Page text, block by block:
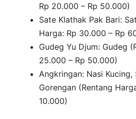
Rp 20.000 – Rp 50.000)
Sate Klathak Pak Bari:
Harga: Rp 30.000 – Rp
Gudeg Yu Djum: Gudeg
25.000 – Rp 50.000)
Angkringan: Nasi Kucing,
Gorengan (Rentang
10.000)